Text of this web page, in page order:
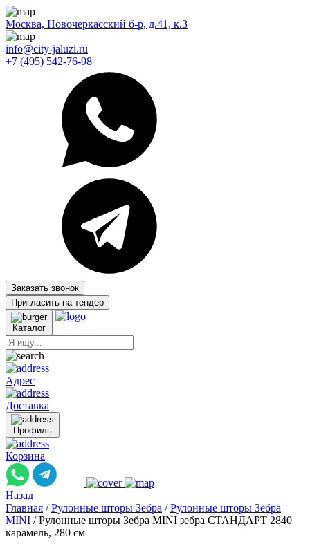
Москва, Новочеркасский б-р, д.41, к.3
info@city-jaluzi.ru
+7 (495) 542-76-98
Заказать звонок
Пригласить на тендер
Каталог
Адрес
Доставка
Профиль
Корзина
Назад
Главная / Рулонные шторы Зебра / Рулонные шторы Зебра
MINI / Рулонные шторы Зебра MINI зебра СТАНДАРТ 2840
карамель, 280 см